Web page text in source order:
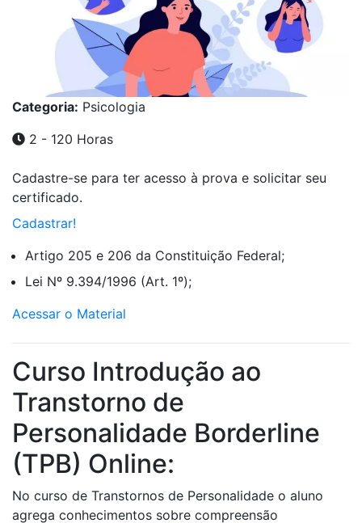
Categoria: Psicologia
2 - 120 Horas
Cadastre-se para ter acesso à prova e solicitar seu
certificado.
Cadastrar!
Artigo 205 e 206 da Constituição Federal;
Lei Nº 9.394/1996 (Art. 1º);
Acessar o Material
Curso Introdução ao
Transtorno de
Personalidade Borderline
(TPB) Online:
No curso de Transtornos de Personalidade o aluno
agrega conhecimentos sobre compreensão